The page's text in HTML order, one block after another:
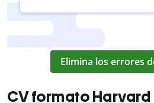
Elimina los errores
CV formato Harvard